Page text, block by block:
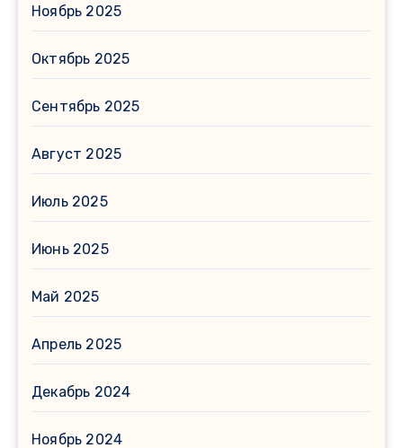
Ноябрь 2025
Октябрь 2025
Сентябрь 2025
Август 2025
Июль 2025
Июнь 2025
Май 2025
Апрель 2025
Декабрь 2024
Ноябрь 2024